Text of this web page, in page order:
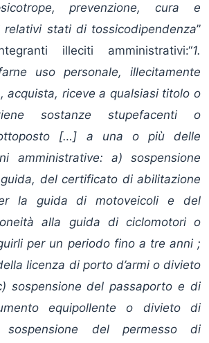
prevenzione, cura e
relativi stati di tossicodipendenza”
illeciti amministrativi:“1.
uso personale, illecitamente
acquista, riceve a qualsiasi titolo o
sostanze stupefacenti o
[…] a una o più delle
amministrative: a) sospensione
del certificato di abilitazione
la guida di motoveicoli e del
alla guida di ciclomotori o
per un periodo fino a tre anni ;
licenza di porto d’armi o divieto
sospensione del passaporto e di
equipollente o divieto di
sospensione del permesso di